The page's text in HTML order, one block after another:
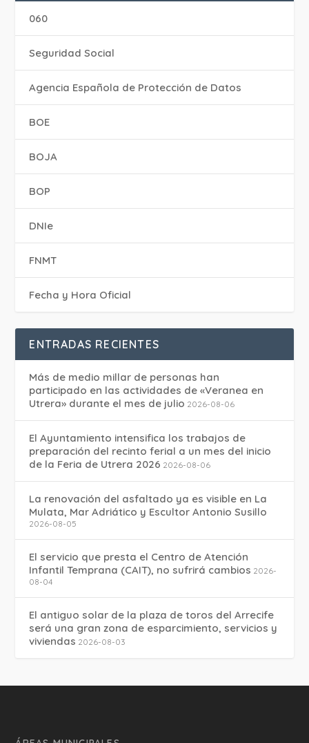
060
Seguridad Social
Agencia Española de Protección de Datos
BOE
BOJA
BOP
DNIe
FNMT
Fecha y Hora Oficial
ENTRADAS RECIENTES
Más de medio millar de personas han
participado en las actividades de «Veranea en
Utrera» durante el mes de julio 2026-08-06
El Ayuntamiento intensifica los trabajos de
preparación del recinto ferial a un mes del inicio
de la Feria de Utrera 2026 2026-08-06
La renovación del asfaltado ya es visible en La
Mulata, Mar Adriático y Escultor Antonio Susillo
2026-08-05
El servicio que presta el Centro de Atención
Infantil Temprana (CAIT), no sufrirá cambios 2026-
08-04
El antiguo solar de la plaza de toros del Arrecife
será una gran zona de esparcimiento, servicios y
viviendas 2026-08-03